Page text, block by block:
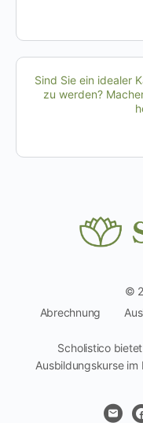
Sind Sie ein idealer
zu werden?
©
Abrechnung
Scholistico
Ausbildungskurse im